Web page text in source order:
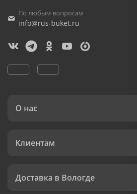
По любым вопросам
info@rus-buket.ru
О нас
Клиентам
Доставка в Вологде